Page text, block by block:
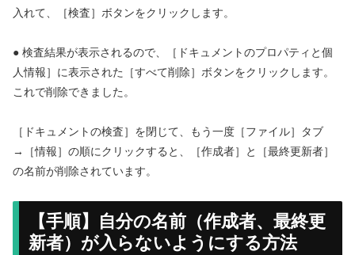
入れて、［検査］ボタンをクリックします。
● 検査結果が表示されるので、［ドキュメントのプロパティと個
人情報］に表示された［すべて削除］ボタンをクリックします。
これで削除できました。
［ドキュメントの検査］を閉じて、もう一度［ファイル］タブ
→［情報］の順にクリックすると、［作成者］と［最終更新者］
の名前が削除されています。
【手順】自分の名前（作成者、最終更
新者）が入らないようにする方法